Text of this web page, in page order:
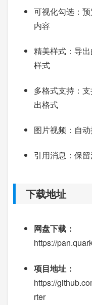
可视化勾选：
内容
精美样式：导
样式
多格式支持：
出格式
图片视频：自
引用消息：保
下载地址
网盘下载：
https://
项目地址：
https://
rter